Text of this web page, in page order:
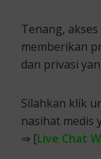
Tenang,
memberikan
dan privasi
Silahkan klik
nasihat medis
⇒ [Live Chat